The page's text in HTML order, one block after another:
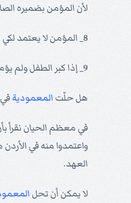
لأن المؤمن بضميره
8_ المؤمن لا يعتمد لكي يصير مسيحياً بل لأنه قد صار مسيحياً.
9_ إذا كبر الطفل ولم يؤمن فماذا تنفعه المعمودية؟ فإن كانت لا تنفعه شيئاً ما لم يعتمد، فلماذا لا يعتمد بعد أن يؤمن وهذا الأصح.
هل حلّت المعموديةفي
في معظم الحيان نقرأ
واعتمدوا منه في
العهد.
لا يمكن أن تحل